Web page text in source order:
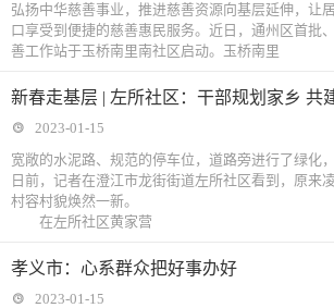
弘扬中华慈善事业，推进慈善资源向基层延伸，让
口享受到便捷的慈善惠民服务。近日，通州区首批
善工作站于玉桥南里南社区启动。玉桥南里
新春走基层 | 左所社区：干部规划家乡 共
2023-01-15
宽敞的水泥路、规范的停车位，道路旁进行了绿化
日前，记者在澄江市龙街街道左所社区看到，原来
村容村貌焕然一新。
在左所社区黄家营
孝义市：心系群众把好事办好
2023-01-15